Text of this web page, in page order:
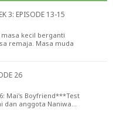
3: EPISODE 13-15
kecil berganti
remaja. Masa muda
26
Mai's Boyfriend***Test
dan anggota Naniwa…